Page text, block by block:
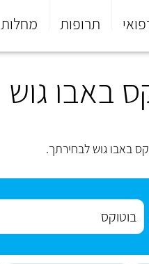
תרופות מחלות
באבו גוש
באבו גוש לבחירתך.